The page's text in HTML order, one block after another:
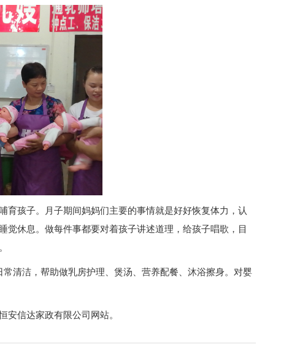
孩子。月子期间妈妈们主要的事情就是好好恢复体力，认
休息。做每件事都要对着孩子讲述道理，给孩子唱歌，目
清洁，帮助做乳房护理、煲汤、营养配餐、沐浴擦身。对婴
信达家政有限公司网站。